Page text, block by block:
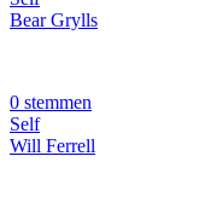
Bear Grylls
0 stemmen
Self
Will Ferrell